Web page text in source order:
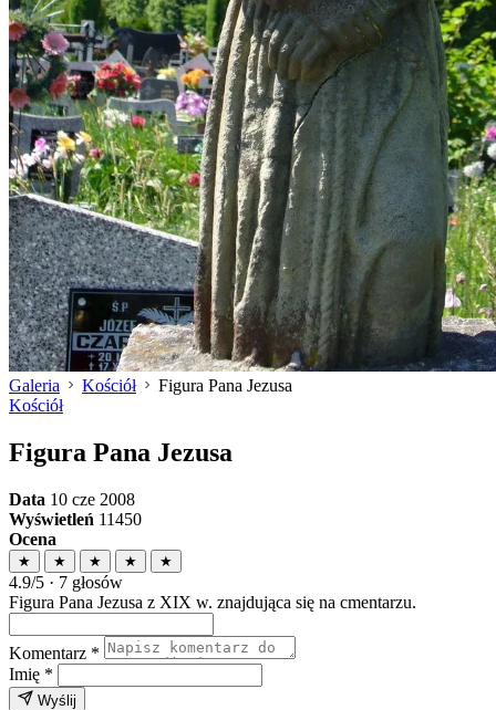
Galeria Kościół
Figura Pana Jezusa
Kościół
Figura Pana Jezusa
Data 10 cze 2008
Wyświetleń 11450
Ocena
★ ★ ★ ★ ★
4.9/5 · 7 głosów
Figura Pana Jezusa z XIX w. znajdująca się na cmentarzu.
Komentarz *
Imię *
Wyślij